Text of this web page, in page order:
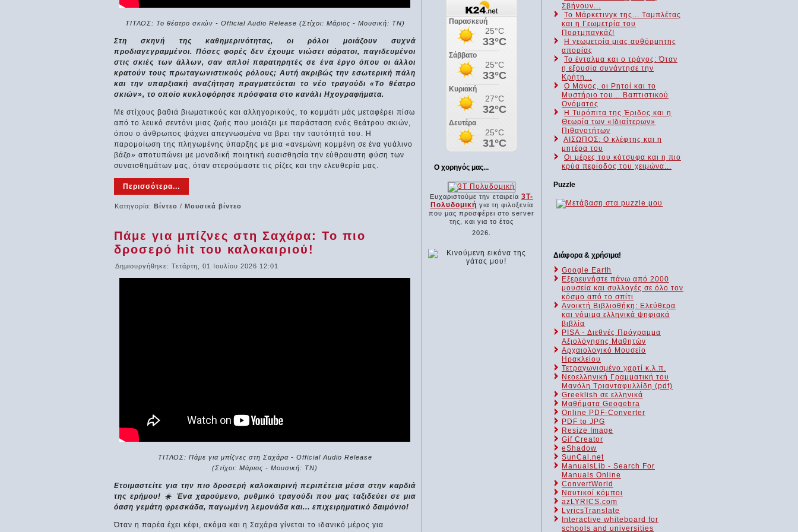
ΤΙΤΛΟΣ: Το θέατρο σκιών - Official Audio Release (Στίχοι: Μάριος - Μουσική: ΤΝ)
Στη σκηνή της καθημερινότητας, οι ρόλοι μοιάζουν συχνά
προδιαγεγραμμένοι. Πόσες φορές δεν έχουμε νιώσει αόρατοι, παγιδευμένοι
στις σκιές των άλλων, σαν απλοί παρατηρητές σε ένα έργο όπου οι άλλοι
κρατούν τους πρωταγωνιστικούς ρόλους; Αυτή ακριβώς την εσωτερική πάλη
και την υπαρξιακή αναζήτηση πραγματεύεται το νέο τραγούδι «Το θέατρο
σκιών», το οποίο κυκλοφόρησε πρόσφατα στο κανάλι Ηχογραφήματα.
Με στίχους βαθιά βιωματικούς και αλληγορικούς, το κομμάτι μάς μεταφέρει πίσω
από το λευκό σεντόνι μιας ζωής που μοιάζει με παράσταση ενός θεάτρου σκιών,
όπου ο άνθρωπος ψάχνει απεγνωσμένα να βρει την ταυτότητά του. Η
παρομοίωση της πληγωμένης ύπαρξης με μια «ανεμώνη κομμένη σε ένα γυάλινο
βάζο» αποτυπώνει με μοναδική ποιητική ευαισθησία την εύθραυστη φύση των
συναισθημάτων μας, όταν στερούμαστε τις ρίζες και την ελευθερία μας.
Περισσότερα...
Κατηγορία: Βίντεο / Μουσικά βίντεο
Πάμε για μπίζνες στη Σαχάρα: Το πιο
δροσερό hit του καλοκαιριού!
Δημιουργήθηκε: Τετάρτη, 01 Ιουλίου 2026 12:01
ΤΙΤΛΟΣ: Πάμε για μπίζνες στη Σαχάρα - Official Audio Release
(Στίχοι: Μάριος - Μουσική: ΤΝ)
Ετοιμαστείτε για την πιο δροσερή καλοκαιρινή περιπέτεια μέσα στην καρδιά
της ερήμου! ☀️ Ένα χαρούμενο, ρυθμικό τραγούδι που μας ταξιδεύει σε μια
όαση γεμάτη φρεσκάδα, παγωμένη λεμονάδα και... επιχειρηματικό δαιμόνιο!
Όταν η παρέα έχει κέφι, ακόμα και η Σαχάρα γίνεται το ιδανικό μέρος για
Ο χορηγός μας...
Ευχαριστούμε την εταιρεία 3Τ-
Πολυδομική για τη φιλοξενία
που μας προσφέρει στο server
της, και για το έτος
2026.
Σβήνουν...
Το Μάρκετινγκ της... Ταμπλέτας
και η Γεωμετρία του
Πορτμπαγκάζ!
Η γεωμετρία μιας αυθόρμητης
απορίας
Το ένταλμα και ο τράγος: Όταν
η εξουσία συνάντησε την
Κρήτη...
Ο Μάνος, οι Ρητοί και το
Μυστήριο του... Βαπτιστικού
Ονόματος
Η Τυρόπιτα της Έριδος και η
Θεωρία των «Ιδιαίτερων»
Πιθανοτήτων
ΑΙΣΩΠΟΣ: Ο κλέφτης και η
μητέρα του
Οι μέρες του κότσυφα και η πιο
κρύα περίοδος του χειμώνα...
Puzzle
Διάφορα & χρήσιμα!
Google Earth
Εξερευνήστε πάνω από 2000
μουσεία και συλλογές σε όλο τον
κόσμο από το σπίτι
Ανοικτή Βιβλιοθήκη: Ελεύθερα
και νόμιμα ελληνικά ψηφιακά
βιβλία
PISA - Διεθνές Πρόγραμμα
Αξιολόγησης Μαθητών
Αρχαιολογικό Μουσείο
Ηρακλείου
Τετραγωνισμένο χαρτί κ.λ.π.
Νεοελληνική Γραμματική του
Μανόλη Τριανταφυλλίδη (pdf)
Greeklish σε ελληνικά
Μαθήματα Geogebra
Online PDF-Converter
PDF to JPG
Resize Image
Gif Creator
eShadow
SunCal.net
ManualsLib - Search For
Manuals Online
ConvertWorld
Ναυτικοί κόμποι
azLYRICS.com
LyricsTranslate
Interactive whiteboard for
schools and universities